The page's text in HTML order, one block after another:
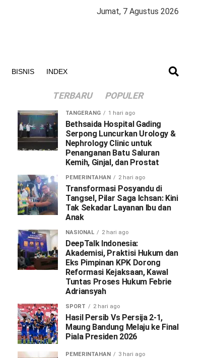
Jumat, 7 Agustus 2026
BISNIS INDEX
TERBARU POPULER
TANGERANG 1 hari ago
Bethsaida Hospital Gading
Serpong Luncurkan Urology &
Nephrology Clinic untuk
Penanganan Batu Saluran
Kemih, Ginjal, dan Prostat
PEMERINTAHAN 2 hari ago
Transformasi Posyandu di
Tangsel, Pilar Saga Ichsan: Kini
Tak Sekadar Layanan Ibu dan
Anak
NASIONAL 2 hari ago
DeepTalk Indonesia:
Akademisi, Praktisi Hukum dan
Eks Pimpinan KPK Dorong
Reformasi Kejaksaan, Kawal
Tuntas Proses Hukum Febrie
Adriansyah
SPORT 2 hari ago
Hasil Persib Vs Persija 2-1,
Maung Bandung Melaju ke Final
Piala Presiden 2026
PEMERINTAHAN 3 hari ago